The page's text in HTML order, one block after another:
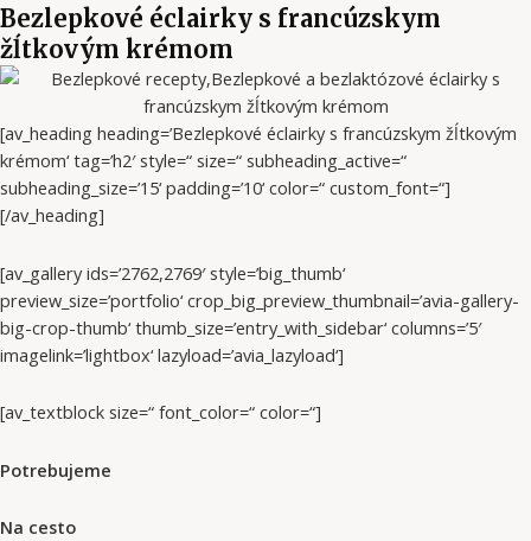
Bezlepkové éclairky s francúzskym
žĺtkovým krémom
[av_heading heading=’Bezlepkové éclairky s francúzskym žĺtkovým
krémom‘ tag=’h2′ style=“ size=“ subheading_active=“
subheading_size=’15‘ padding=’10‘ color=“ custom_font=“]
[/av_heading]
[av_gallery ids=’2762,2769′ style=’big_thumb‘
preview_size=’portfolio‘ crop_big_preview_thumbnail=’avia-gallery-
big-crop-thumb‘ thumb_size=’entry_with_sidebar‘ columns=’5′
imagelink=’lightbox‘ lazyload=’avia_lazyload‘]
[av_textblock size=“ font_color=“ color=“]
Potrebujeme
Na cesto